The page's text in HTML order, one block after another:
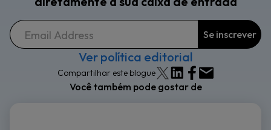
Ver política editorial
Compartilhar este blogue
Você também pode gostar de